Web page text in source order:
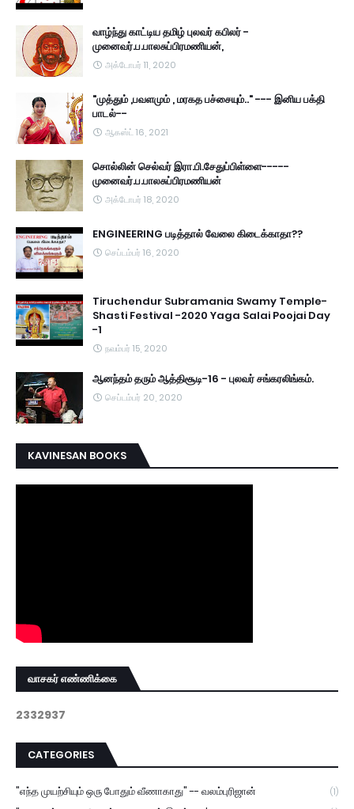
வாழ்ந்து காட்டிய தமிழ் புலவர் கபிலர் -
முனைவர்.ப.பாலசுப்பிரமணியன்,
அக்டோபர் 11, 2020
"முத்தும் ,பவளமும் , மரகத பச்சையும்.." --- இனிய பக்தி
பாடல்--
ஆகஸ்ட் 16, 2021
சொல்லின் செல்வர் இரா.பி.சேதுப்பிள்ளை-----
முனைவர்.ப.பாலசுப்பிரமணியன்
அக்டோபர் 18, 2020
ENGINEERING படித்தால் வேலை கிடைக்காதா??
செப்டம்பர் 16, 2020
Tiruchendur Subramania Swamy Temple-
Shasti Festival -2020 Yaga Salai Poojai Day
-1
நவம்பர் 15, 2020
ஆனந்தம் தரும் ஆத்திசூடி-16 - புலவர் சங்கரலிங்கம்.
செப்டம்பர் 20, 2020
KAVINESAN BOOKS
வாசகர் எண்ணிக்கை
2332937
CATEGORIES
"எந்த முயற்சியும் ஒரு போதும் வீணாகாது" -- வலம்புரிஜான் (1)